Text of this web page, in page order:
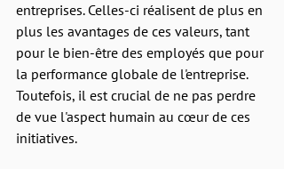
entreprises. Celles-ci réalisent de plus en
plus les avantages de ces valeurs, tant
pour le bien-être des employés que pour
la performance globale de l'entreprise.
Toutefois, il est crucial de ne pas perdre
de vue l'aspect humain au cœur de ces
initiatives.